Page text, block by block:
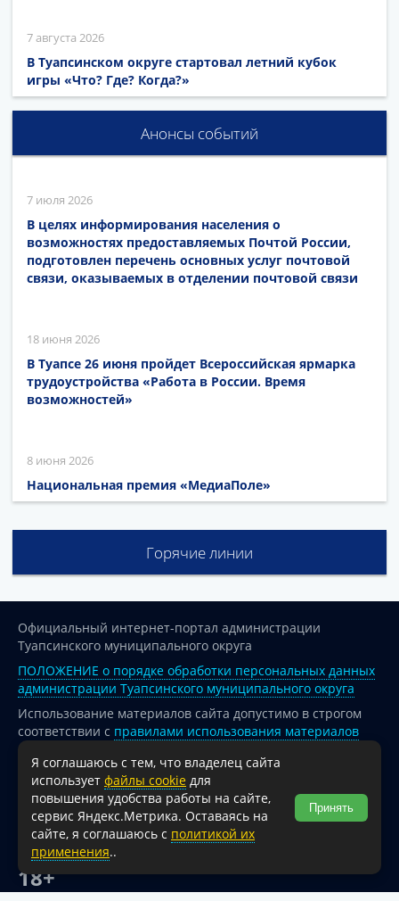
7 августа 2026
В Туапсинском округе стартовал летний кубок
игры «Что? Где? Когда?»
Анонсы событий
7 июля 2026
В целях информирования населения о
возможностях предоставляемых Почтой России,
подготовлен перечень основных услуг почтовой
связи, оказываемых в отделении почтовой связи
18 июня 2026
В Туапсе 26 июня пройдет Всероссийская ярмарка
трудоустройства «Работа в России. Время
возможностей»
8 июня 2026
Национальная премия «МедиаПоле»
Горячие линии
Официальный интернет-портал администрации
Туапсинского муниципального округа
ПОЛОЖЕНИЕ о порядке обработки персональных данных
администрации Туапсинского муниципального округа
Использование материалов сайта допустимо в строгом
соответствии с правилами использования материалов
опубликованных на сайте
При перепечатке и использовании информации ссылка
на источник обязательна.
Для сайтов и страниц сети Интернет обязательна
активная гиперссылка на официальный интернет-портал
администрации Туапсинского муниципального округа.
18+
Я соглашаюсь с тем, что владелец сайта
использует файлы cookie для
повышения удобства работы на сайте,
сервис Яндекс.Метрика. Оставаясь на
сайте, я соглашаюсь с политикой их
применения..
Принять